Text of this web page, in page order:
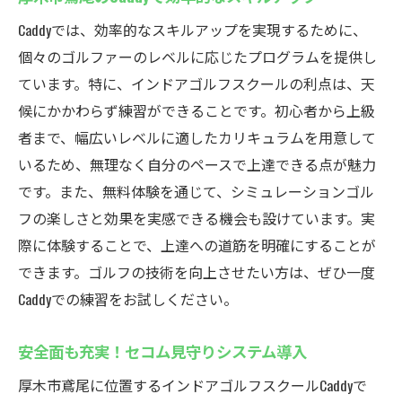
Caddyインドアゴルフスクールでいつでも快適な
快適な空間で集中できるゴルフ練習
全天候型施設でストレスフリーな練習を実
現
快適なインドア環境で集中力アップ
クラブやボールも充実した設備で提供
自分のペースで練習できるフレキシブルな
環境
最新の設備で快適な練習をサポート
セコム見守りシステムで安心！Caddyのインドア
ゴルフスクール
セコムシステムによる安全なゴルフ環境
Caddyでは、効率的なスキルアップを実現するために、
個々のゴルファーのレベルに応じたプログラムを提供し
ています。特に、インドアゴルフスクールの利点は、天
候にかかわらず練習ができることです。初心者から上級
者まで、幅広いレベルに適したカリキュラムを用意して
いるため、無理なく自分のペースで上達できる点が魅力
です。また、無料体験を通じて、シミュレーションゴル
フの楽しさと効果を実感できる機会も設けています。実
際に体験することで、上達への道筋を明確にすることが
できます。ゴルフの技術を向上させたい方は、ぜひ一度
Caddyでの練習をお試しください。
安全面も充実！セコム見守りシステム導入
厚木市鳶尾に位置するインドアゴルフスクールCaddyで